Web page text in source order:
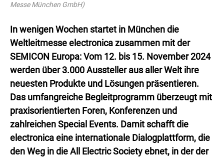
Messe München GmbH)
In wenigen Wochen startet in München die
Weltleitmesse electronica zusammen mit der
SEMICON Europa: Vom 12. bis 15. November 2024
werden über 3.000 Aussteller aus aller Welt ihre
neuesten Produkte und Lösungen präsentieren.
Das umfangreiche Begleitprogramm überzeugt mit
praxisorientierten Foren, Konferenzen und
zahlreichen Special Events. Damit schafft die
electronica eine internationale Dialogplattform, die
den Weg in die All Electric Society ebnet, in der der